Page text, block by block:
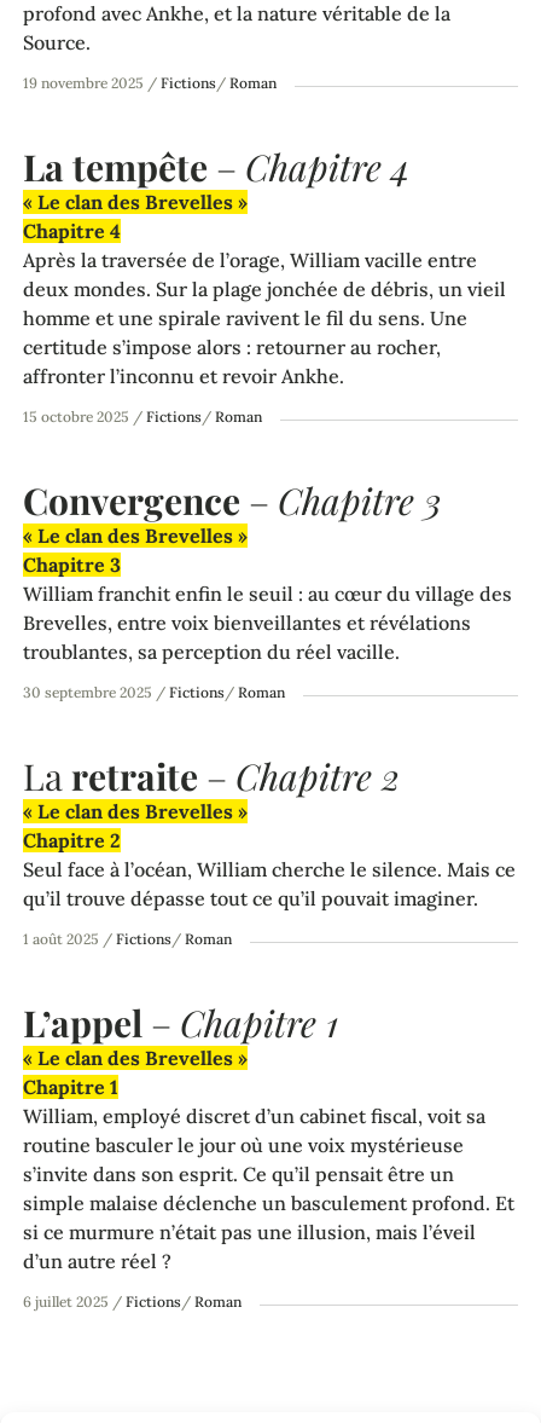
19 novembre 2025 / Fictions/ Roman
profond avec Ankhe, et la nature véritable de la
Source.
La tempête – Chapitre 4
15 octobre 2025 / Fictions/ Roman
« Le clan des Brevelles »
Chapitre 4
Après la traversée de l’orage, William vacille entre
deux mondes. Sur la plage jonchée de débris, un vieil
homme et une spirale ravivent le fil du sens. Une
certitude s’impose alors : retourner au rocher,
affronter l’inconnu et revoir Ankhe.
Convergence – Chapitre 3
30 septembre 2025 / Fictions/ Roman
« Le clan des Brevelles »
Chapitre 3
William franchit enfin le seuil : au cœur du village des
Brevelles, entre voix bienveillantes et révélations
troublantes, sa perception du réel vacille.
Laretraite – Chapitre 2
1 août 2025 / Fictions/ Roman
« Le clan des Brevelles »
Chapitre 2
Seul face à l’océan, William cherche le silence. Mais ce
qu’il trouve dépasse tout ce qu’il pouvait imaginer.
L’appel – Chapitre 1
6 juillet 2025 / Fictions/ Roman
« Le clan des Brevelles »
Chapitre 1
William, employé discret d’un cabinet fiscal, voit sa
routine basculer le jour où une voix mystérieuse
s’invite dans son esprit. Ce qu’il pensait être un
simple malaise déclenche un basculement profond. Et
si ce murmure n’était pas une illusion, mais l’éveil
d’un autre réel ?